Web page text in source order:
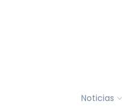
Noticias